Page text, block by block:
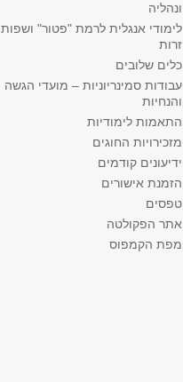
ונהליה
לימודי אנגלית לרמת "פטור" ושפות
זרות
כלים שלובים
עבודות סמינריוניות – מועדי הגשה
והנחיות
התאמות לימודיות
מזכירויות החוגים
ידיעונים קודמים
הזמנת אישורים
טפסים
אתר הפקולטה
מפת הקמפוס